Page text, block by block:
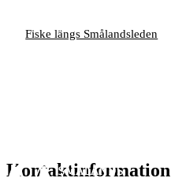
Fiske längs Smålandsleden
Kontaktinformation